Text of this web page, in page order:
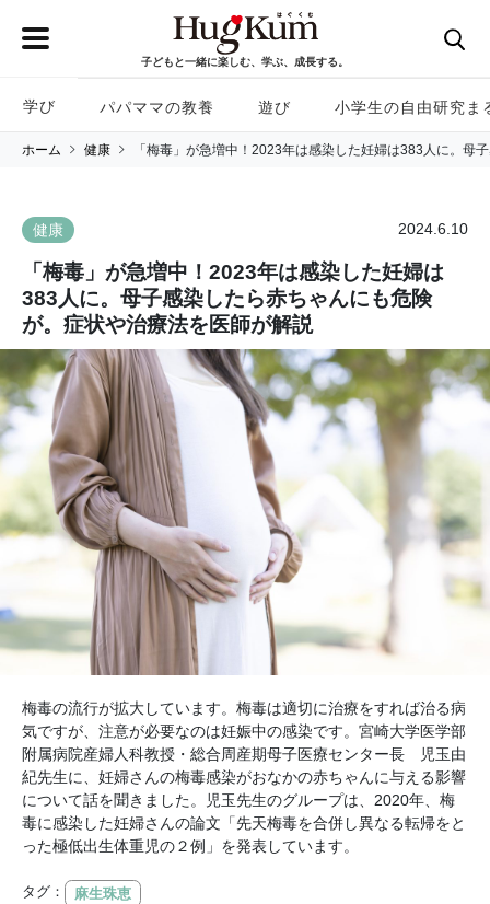
子どもと一緒に楽しむ、学ぶ、成長する。
学び パパママの教養 遊び 小学生の自由研究ま
ホーム 健康 「梅毒」が急増中！2023年は感染した妊婦は383人に。母
健康 2024.6.10
「梅毒」が急増中！2023年は感染した妊婦は
383人に。母子感染したら赤ちゃんにも危険
が。症状や治療法を医師が解説
梅毒の流行が拡大しています。梅毒は適切に治療をすれば治る病
気ですが、注意が必要なのは妊娠中の感染です。宮崎大学医学部
附属病院産婦人科教授・総合周産期母子医療センター長 児玉由
紀先生に、妊婦さんの梅毒感染がおなかの赤ちゃんに与える影響
について話を聞きました。児玉先生のグループは、2020年、梅
毒に感染した妊婦さんの論文「先天梅毒を合併し異なる転帰をと
った極低出生体重児の２例」を発表しています。
タグ： 麻生珠恵